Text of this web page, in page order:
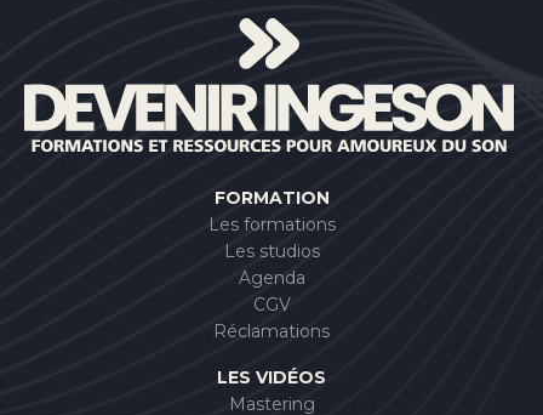
FORMATION
Les formations
Les studios
Agenda
CGV
Réclamations
LES VIDÉOS
Mastering